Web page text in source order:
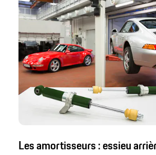
Les amortisseurs : essieu